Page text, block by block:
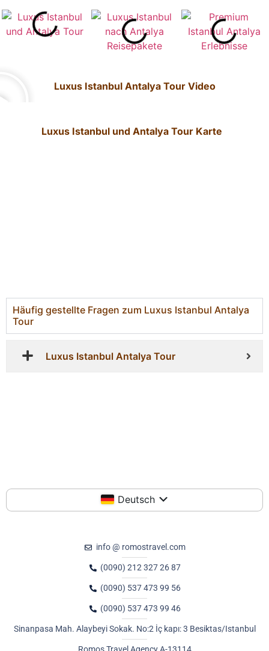
Luxus Istanbul Antalya Tour Video
Luxus Istanbul und Antalya Tour Karte
Häufig gestellte Fragen zum Luxus Istanbul Antalya
Tour
Luxus Istanbul Antalya Tour
Deutsch
info @ romostravel.com
(0090) 212 327 26 87
(0090) 537 473 99 56
(0090) 537 473 99 46
Sinanpasa Mah. Alaybeyi Sokak. No:2 İç kapı: 3 Besiktas/Istanbul